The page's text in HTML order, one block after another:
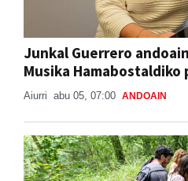
Junkal Guerrero
Musika
Aiurri abu 05, 07:00 ANDOAIN